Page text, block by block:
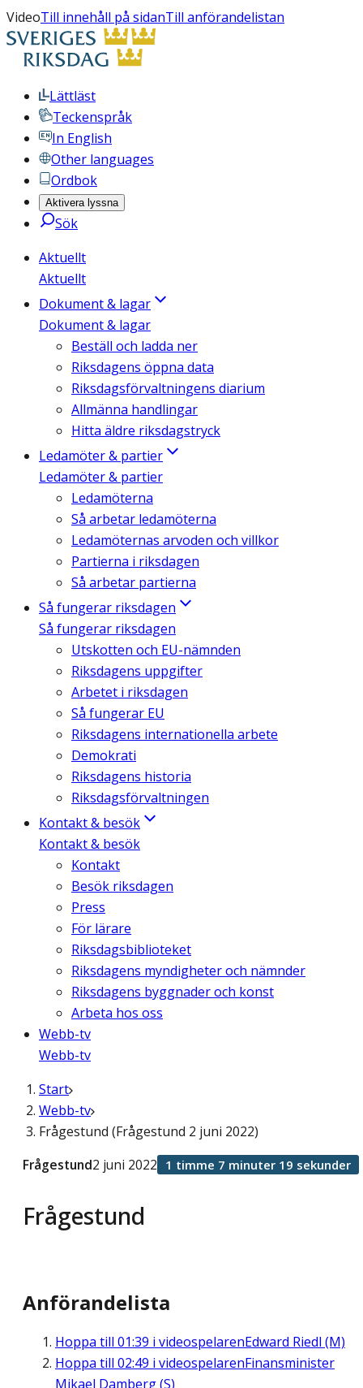
VideoTill innehåll på sidanTill anförandelistan
Lättläst
Teckenspråk
In English
Other languages
Ordbok
Aktivera lyssna
Sök
Aktuellt
Aktuellt
Dokument & lagar
Dokument & lagar
Beställ och ladda ner
Riksdagens öppna data
Riksdagsförvaltningens diarium
Allmänna handlingar
Hitta äldre riksdagstryck
Ledamöter & partier
Ledamöter & partier
Ledamöterna
Så arbetar ledamöterna
Ledamöternas arvoden och villkor
Partierna i riksdagen
Så arbetar partierna
Så fungerar riksdagen
Så fungerar riksdagen
Utskotten och EU-nämnden
Riksdagens uppgifter
Arbetet i riksdagen
Så fungerar EU
Riksdagens internationella arbete
Demokrati
Riksdagens historia
Riksdagsförvaltningen
Kontakt & besök
Kontakt & besök
Kontakt
Besök riksdagen
Press
För lärare
Riksdagsbiblioteket
Riksdagens myndigheter och nämnder
Riksdagens byggnader och konst
Arbeta hos oss
Webb-tv
Webb-tv
Start
Webb-tv
Frågestund (Frågestund 2 juni 2022)
Frågestund
Frågestund2 juni 2022 1 timme 7 minuter 19 sekunder
Anförandelista
Hoppa till 01:39 i videospelarenEdward Riedl (M)
Hoppa till 02:49 i videospelarenFinansminister
Mikael Damberg (S)